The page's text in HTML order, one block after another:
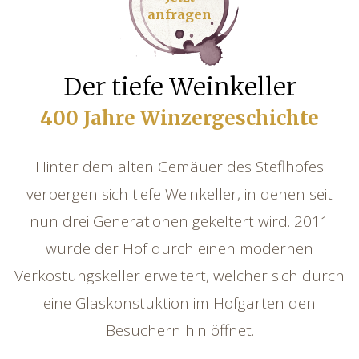
anfragen
Der tiefe Weinkeller
400 Jahre Winzergeschichte
Hinter dem alten Gemäuer des Steflhofes
verbergen sich tiefe Weinkeller, in denen seit
nun drei Generationen gekeltert wird. 2011
wurde der Hof durch einen modernen
Verkostungskeller erweitert, welcher sich durch
eine Glaskonstuktion im Hofgarten den
Besuchern hin öffnet.